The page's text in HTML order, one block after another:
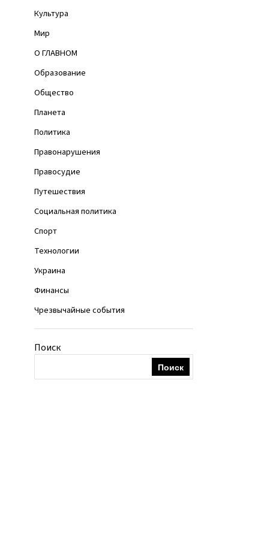
Культура
Мир
О ГЛАВНОМ
Образование
Общество
Планета
Политика
Правонарушения
Правосудие
Путешествия
Социальная политика
Спорт
Технологии
Украина
Финансы
Чрезвычайные события
Поиск
Поиск